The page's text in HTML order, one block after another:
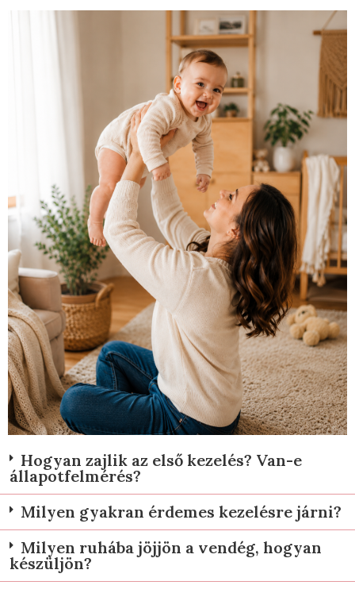
Hogyan zajlik az első kezelés? Van-e
állapotfelmérés?
Milyen gyakran érdemes kezelésre járni?
Milyen ruhába jöjjön a vendég, hogyan
készüljön?